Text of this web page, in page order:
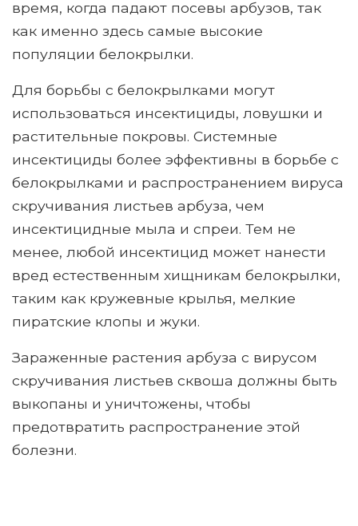
время, когда падают посевы арбузов, так
как именно здесь самые высокие
популяции белокрылки.
Для борьбы с белокрылками могут
использоваться инсектициды, ловушки и
растительные покровы. Системные
инсектициды более эффективны в борьбе с
белокрылками и распространением вируса
скручивания листьев арбуза, чем
инсектицидные мыла и спреи. Тем не
менее, любой инсектицид может нанести
вред естественным хищникам белокрылки,
таким как кружевные крылья, мелкие
пиратские клопы и жуки.
Зараженные растения арбуза с вирусом
скручивания листьев сквоша должны быть
выкопаны и уничтожены, чтобы
предотвратить распространение этой
болезни.